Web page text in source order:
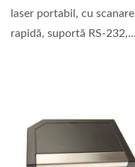
laser portabil, cu scanare
rapidă, suportă RS-232,